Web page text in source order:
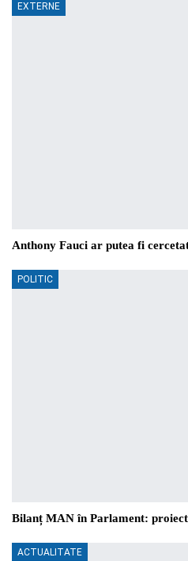
EXTERNE
Anthony Fauci ar putea fi
POLITIC
Bilanț MAN în Parlament:
ACTUALITATE